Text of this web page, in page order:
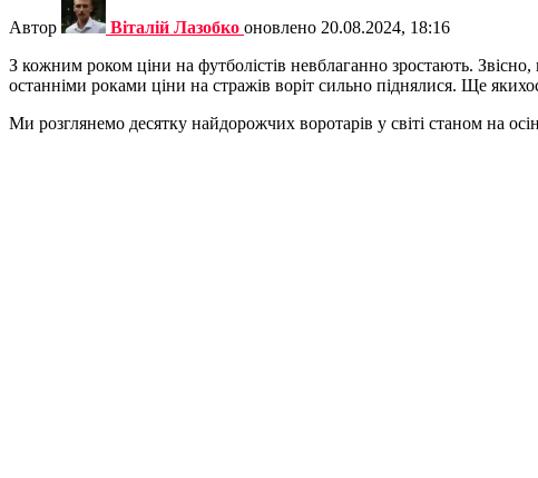
Автор Віталій Лазобко оновлено 20.08.2024, 18:16
З кожним роком ціни на футболістів невблаганно зростають.
останніми роками ціни на стражів воріт сильно піднялися. Ще
Ми розглянемо десятку найдорожчих воротарів у світі станом на